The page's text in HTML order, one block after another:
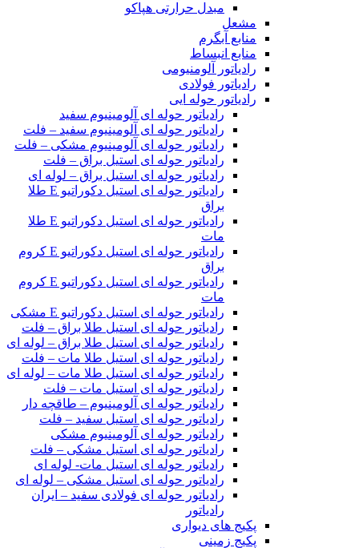
مبدل حرارتی هپاکو
مشعل
منابع آبگرم
منابع انبساط
رادیاتور آلومنیومی
رادیاتور فولادی
رادیاتور حوله ایی
رادیاتور حوله ای آلومینیوم سفید
رادیاتور حوله ای آلومینیوم سفید – فلت
رادیاتور حوله ای آلومینیوم مشکی – فلت
رادیاتور حوله ای استیل براق – فلت
رادیاتور حوله ای استیل براق – لوله ای
رادیاتور حوله ای استیل دکوراتیو E طلا
براق
رادیاتور حوله ای استیل دکوراتیو E طلا
مات
رادیاتور حوله ای استیل دکوراتیو E کروم
براق
رادیاتور حوله ای استیل دکوراتیو E کروم
مات
رادیاتور حوله ای استیل دکوراتیو E مشکی
رادیاتور حوله ای استیل طلا براق – فلت
رادیاتور حوله ای استیل طلا براق – لوله ای
رادیاتور حوله ای استیل طلا مات – فلت
رادیاتور حوله ای استیل طلا مات – لوله ای
رادیاتور حوله ای استیل مات – فلت
رادیاتور حوله ای آلومینیوم – طاقچه دار
رادیاتور حوله ای استیل سفید – فلت
رادیاتور حوله ای آلومینیوم مشکی
رادیاتور حوله ای استیل مشکی – فلت
رادیاتور حوله ای استیل مات- لوله ای
رادیاتور حوله ای استیل مشکی – لوله ای
رادیاتور حوله ای فولادی سفید – ایران
رادیاتور
پکیج های دیواری
پکیج زمینی